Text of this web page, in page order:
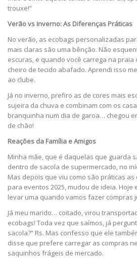
trouxe!”
Verão vs Inverno: As Diferenças Práticas
No verão, as ecobags personalizadas
mais claras são uma bênção. Não
escuras, e quando você carrega na
cheiro de tecido abafado. Aprendi isso
ao clube.
Já no inverno, prefiro as de cores mais
sujeira da chuva e combinam com os
branquinha num dia de garoa… chegou
de chão!
Reações da Família e Amigos
Minha mãe, que é daquelas que guarda
dentro de sacola de supermercado, no
Mas depois que viu como são práticas
para eventos 2025, mudou de ideia. Hoje
levar uma quando vamos fazer compras
Já meu marido… coitado, virou
ecobags! Toda vez que saímos, já
sacola?” Rs. Mas confesso que ele
disse que prefere carregar as compras
saquinhos frágeis de mercado.